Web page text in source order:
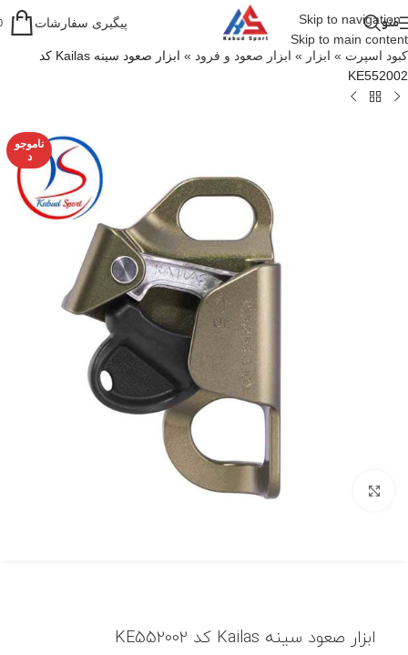
Skip to navigation
Skip to main content
منو پیگیری سفارشات
کبود اسپرت » ابزار » ابزار صعود و فرود »
ابزار صعود سینه Kailas کد
KE552002
ناموجو
د
بزرگنمایی تصویر
ابزار صعود سینه Kailas کد KE552002